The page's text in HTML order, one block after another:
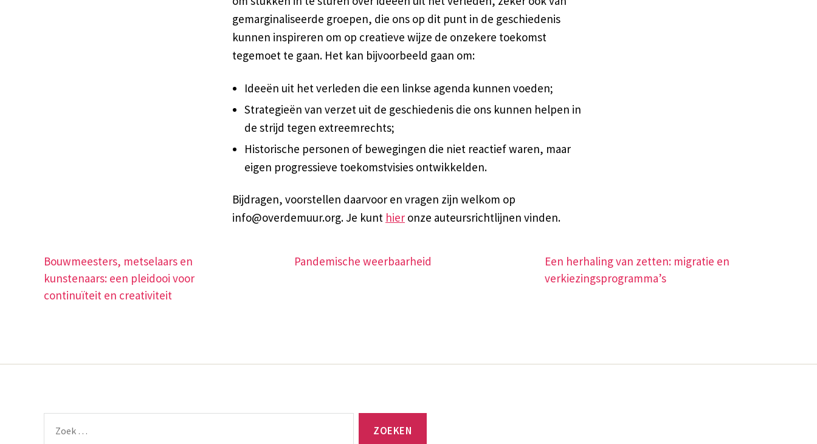
gemarginaliseerde groepen, die ons op dit punt in de geschiedenis
kunnen inspireren om op creatieve wijze de onzekere toekomst
tegemoet te gaan. Het kan bijvoorbeeld gaan om:
Ideeën uit het verleden die een linkse agenda kunnen voeden;
Strategieën van verzet uit de geschiedenis die ons kunnen helpen in
de strijd tegen extreemrechts;
Historische personen of bewegingen die niet reactief waren, maar
eigen progressieve toekomstvisies ontwikkelden.
Bijdragen, voorstellen daarvoor en vragen zijn welkom op
info@overdemuur.org. Je kunt hier onze auteursrichtlijnen vinden.
Bouwmeesters, metselaars en
kunstenaars: een pleidooi voor
continuïteit en creativiteit
Pandemische weerbaarheid
Een herhaling van zetten: migratie en
verkiezingsprogramma’s
naar: